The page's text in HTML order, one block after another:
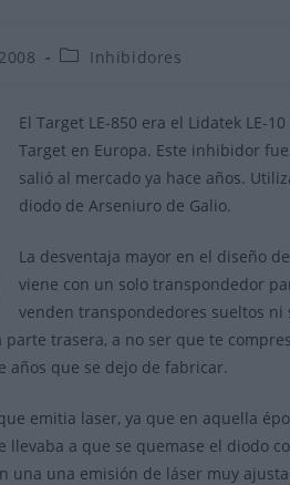
Categoría
entrada:
Inhibidores
El Target LE-850 era el Lidatek LE-
Target en Europa. Este inhibidor
salió al mercado ya hace años.
diodo de Arseniuro de Galio.
La desventaja mayor en el diseño
viene con un solo transpondedor
venden transpondedores sueltos ni
trasera, a no ser que te
años que se dejo de fabricar.
emitia laser, ya que en aquella
a que se quemase el diodo
una emisión de láser muy